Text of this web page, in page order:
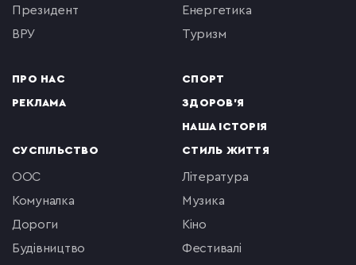
президент
ВРУ
ПРО НАС
РЕКЛАМА
енергетика
туризм
СПОРТ
ЗДОРОВ'Я
НАША ІСТОРІЯ
СУСПІЛЬСТВО
ООС
комуналка
Дороги
будівництво
СТИЛЬ ЖИТТЯ
література
музика
кіно
фестивалі